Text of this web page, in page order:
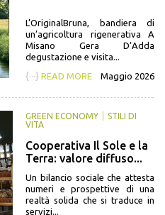
L’OriginalBruna, bandiera di
un’agricoltura rigenerativa A
Misano Gera D’Adda
degustazione e visita...
{···} READ MORE Maggio 2026
GREEN ECONOMY
STILI DI
VITA
Cooperativa Il Sole e la
Terra: valore diffuso...
Un bilancio sociale che attesta
numeri e prospettive di una
realtà solida che si traduce in
servizi...